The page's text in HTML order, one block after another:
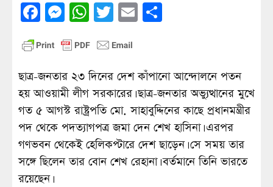
Facebook
Messenger
WhatsApp
Twitter
Email
ছাত্র-জনতার ২৩ দিনের দেশ কাঁপানো আন্দোলনে পতন
হয় আওয়ামী লীগ সরকারের। ছাত্র-জনতার অভ্যুত্থানের মুখে
গত ৫ আগস্ট রাষ্ট্রপতি মো. সাহাবুদ্দিনের কাছে প্রধানমন্ত্রীর
পদ থেকে পদত্যাগপত্র জমা দেন শেখ হাসিনা। এরপর
গণভবন থেকেই হেলিকপ্টারে দেশ ছাড়েন। সে সময় তার
সঙ্গে ছিলেন তার বোন শেখ রেহানা। বর্তমানে তিনি ভারতে
রয়েছেন।